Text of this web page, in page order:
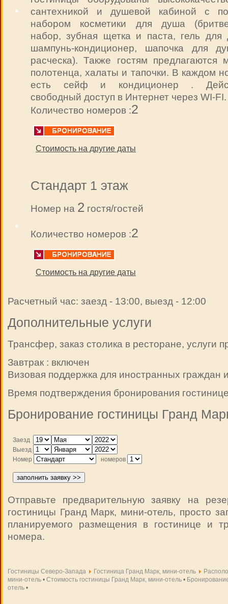
сантехникой и душевой кабиной с
набором косметики для душа
набор, зубная щетка и паста, гель для
шампунь-кондиционер, шапочка для
расческа). Также гостям предлагаются
полотенца, халаты и тапочки. В каждом
есть сейф и кондиционер .
свободный доступ в Интернет через WI-FI.
Количество номеров :2
Стоимость на другие даты
Стандарт 1 этаж
Номер на 2 гостя/гостей
Количество номеров :2
Стоимость на другие даты
Расчетный час: заезд - 13:00, выезд - 12:00
Дополнительные услуги
Трансфер, заказ столика в ресторане, услуги
Завтрак : включен
Визовая поддержка для иностранных граждан
Время подтверждения бронирования
Бронирование гостиницы Гранд
Заезд
Выезд
Номер
номеров
Отправьте предварительную заявку на
гостиницы Гранд Марк, мини-отель, просто
планируемого размещения в гостинице и
номера.
Гостиницы Северо-Запада Гостиница Гранд Марк, мини-отель
мини-отель • Стоимость гостиницы Гранд Марк, мини-отель •
отель •